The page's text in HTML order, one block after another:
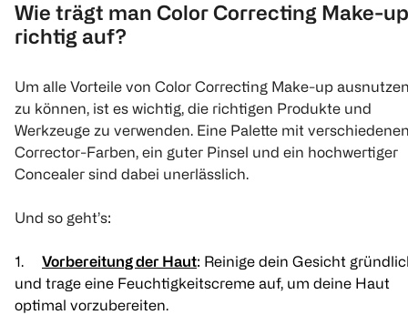
Wie trägt man Color Correcting Make-up
richtig auf?
Um alle Vorteile von Color Correcting Make-up
zu können, ist es wichtig, die richtigen Produkte und
Werkzeuge zu verwenden. Eine Palette mit
Corrector-Farben, ein guter Pinsel und ein hochwertiger
Concealer sind dabei unerlässlich.
Und so geht’s:
1. Vorbereitung der Haut: Reinige dein Gesicht
und trage eine Feuchtigkeitscreme auf, um deine Haut
optimal vorzubereiten.